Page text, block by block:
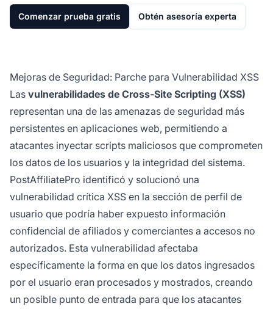
Comenzar prueba gratis Obtén asesoría experta
Mejoras de Seguridad: Parche para Vulnerabilidad XSS
Las vulnerabilidades de Cross-Site Scripting (XSS)
representan una de las amenazas de seguridad más
persistentes en aplicaciones web, permitiendo a
atacantes inyectar scripts maliciosos que comprometen
los datos de los usuarios y la integridad del sistema.
PostAffiliatePro identificó y solucionó una
vulnerabilidad crítica XSS en la sección de perfil de
usuario que podría haber expuesto información
confidencial de afiliados y comerciantes a accesos no
autorizados. Esta vulnerabilidad afectaba
específicamente la forma en que los datos ingresados
por el usuario eran procesados y mostrados, creando
un posible punto de entrada para que los atacantes